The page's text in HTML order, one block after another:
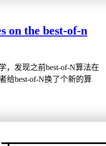
on the best-of-n
，发现之前best-of-N算法在
给best-of-N换了个新的算